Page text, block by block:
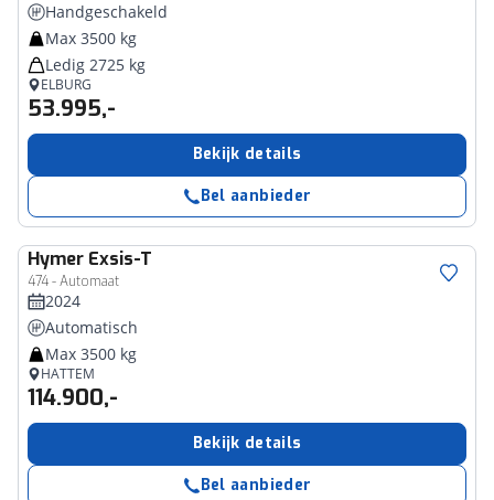
Handgeschakeld
Max 3500 kg
Ledig 2725 kg
ELBURG
53.995,-
Bekijk details
Bel aanbieder
Hymer Exsis-T
474 - Automaat
2024
Automatisch
Max 3500 kg
HATTEM
114.900,-
Bekijk details
Bel aanbieder